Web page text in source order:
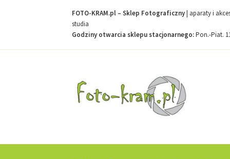
FOTO-KRAM.pl – Sklep Fotograficzny| aparaty i
studia
Godziny otwarcia sklepu stacjonarnego:Pon.-Piat.
do
nawigacji
do
treści